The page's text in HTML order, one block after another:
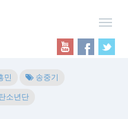
민
송중기
소년단